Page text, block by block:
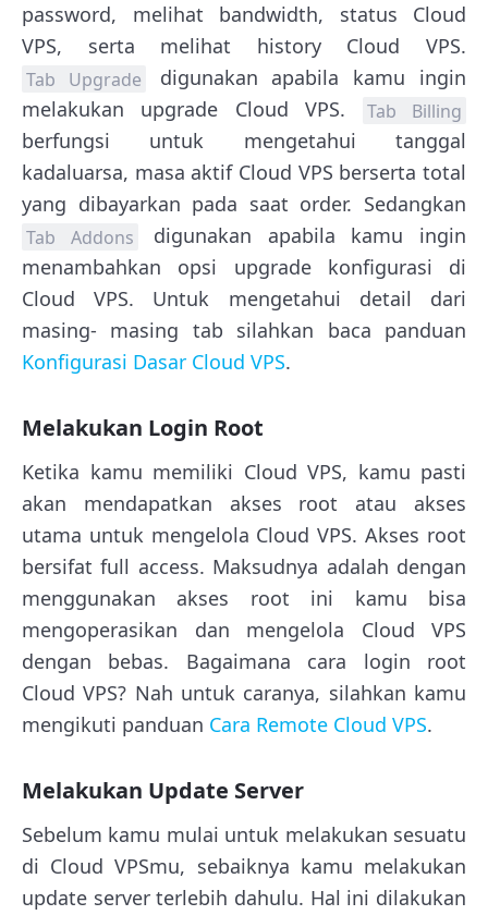
password, melihat bandwidth, status Cloud
VPS, serta melihat history Cloud VPS.
Tab Upgrade
digunakan apabila kamu ingin
melakukan upgrade Cloud VPS.
Tab Billing
berfungsi untuk mengetahui tanggal
kadaluarsa, masa aktif Cloud VPS berserta total
yang dibayarkan pada saat order. Sedangkan
Tab Addons
digunakan apabila kamu ingin
menambahkan opsi upgrade konfigurasi di
Cloud VPS. Untuk mengetahui detail dari
masing- masing tab silahkan baca panduan
Konfigurasi Dasar Cloud VPS.
Melakukan Login Root
Ketika kamu memiliki Cloud VPS, kamu pasti
akan mendapatkan akses root atau akses
utama untuk mengelola Cloud VPS. Akses root
bersifat full access. Maksudnya adalah dengan
menggunakan akses root ini kamu bisa
mengoperasikan dan mengelola Cloud VPS
dengan bebas. Bagaimana cara login root
Cloud VPS? Nah untuk caranya, silahkan kamu
mengikuti panduan Cara Remote Cloud VPS.
Melakukan Update Server
Sebelum kamu mulai untuk melakukan sesuatu
di Cloud VPSmu, sebaiknya kamu melakukan
update server terlebih dahulu. Hal ini dilakukan